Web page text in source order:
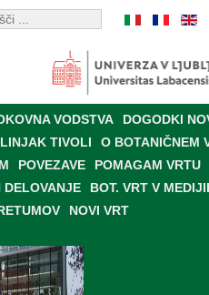
VODSTVA
DOGODKI
TIVOLI
O BOTANIČNEM
POVEZAVE
POMAGAM VRTU
DELOVANJE
BOT. VRT V
NOVI VRT